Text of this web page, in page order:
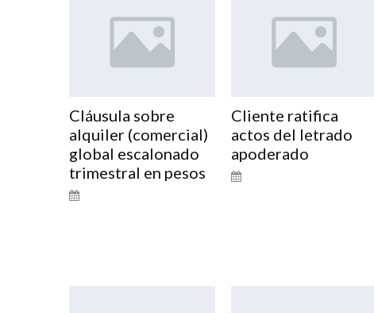
Cláusula sobre
alquiler (comercial)
global escalonado
trimestral en pesos
Cliente ratifica
actos del letrado
apoderado